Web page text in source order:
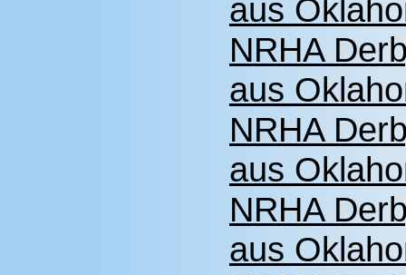
aus
NRHA
aus
NRHA
aus
NRHA
aus